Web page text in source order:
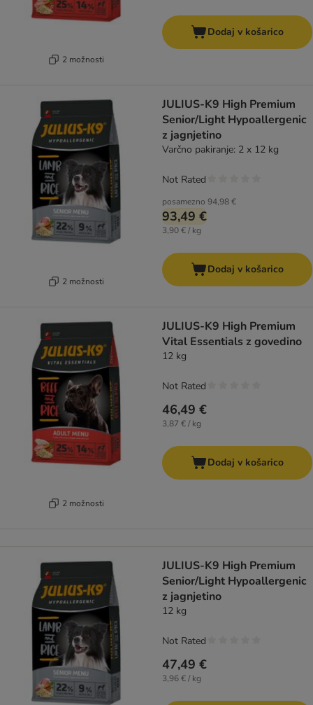
2 možnosti
Dodaj v košarico
2 možnosti
JULIUS-K9 High Premium
Senior/Light Hypoallergenic
z jagnjetino
Varčno pakiranje: 2 x 12 kg
posamezno 94,98 €
93,49 €
3,90 € / kg
Not Rated
Dodaj v košarico
2 možnosti
JULIUS-K9 High Premium
Vital Essentials z govedino
12 kg
46,49 €
3,87 € / kg
Not Rated
Dodaj v košarico
JULIUS-K9 High Premium
Senior/Light Hypoallergenic
z jagnjetino
12 kg
47,49 €
3,96 € / kg
Not Rated